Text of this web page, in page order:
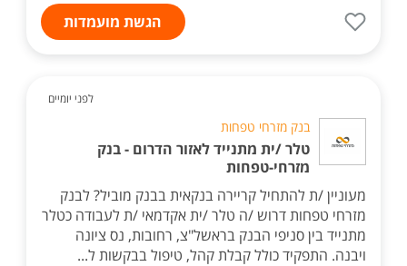
הגשת מועמדות
לפני יומיים
בנק מזרחי טפחות
טלר /ית מתנייד לאזור הדרום - בנק
מזרחי-טפחות
מעוניין /ת להתחיל קריירה בנקאית בבנק מוביל? לבנק
מזרחי טפחות דרוש /ה טלר /ית אקדמאי /ת לעבודה כטלר
מתנייד בין סניפי הבנק בראשל"צ, רחובות, נס ציונה
ויבנה. התפקיד כולל קבלת קהל, טיפול בבקשות ל...